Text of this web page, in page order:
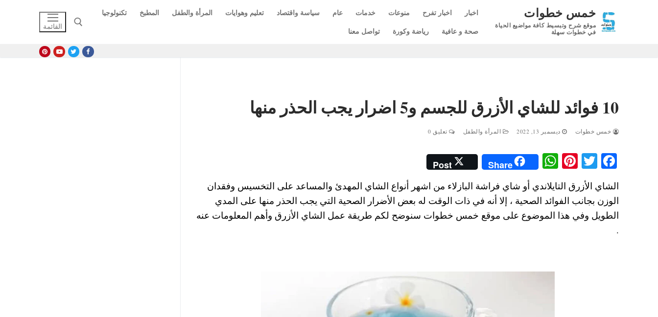
خمس خطوات
موقع شرح وتبسيط كافة مواضيع الحياة
في خطوات سهلة
اخبار اخبار تفرح منوعات خدمات عام سياسة واقتصاد تعليم وهوايات المرأة والطفل المطبخ
تكنولوجيا
صحة و عافية
رياضة وكورة تواصل معنا القائمة
10 فوائد للشاي الأزرق للجسم و5 اضرار يجب الحذر منها
خمس خطوات ديسمبر 13, 2022 المرأة والطفل تعليق 0
Fa
ce
bo
ok
T
tte
r
Pi
nt
er
es
t
W
ha
ts
A
pp
Share
Post
الشاي الأزرق التايلاندي أو شاي فراشة البازلاء من اشهر أنواع الشاي المهدئ والمساعد على التخسيس وفقدان
الوزن بجانب الفوائد الصحية ، إلا أنه في ذات الوقت له بعض الأضرار الصحية التي يجب الحذر منها على المدي
الطويل وفي هذا الموضوع على موقع خمس خطوات سنوضح لكم طريقة عمل الشاي الأزرق وأهم المعلومات عنه
.